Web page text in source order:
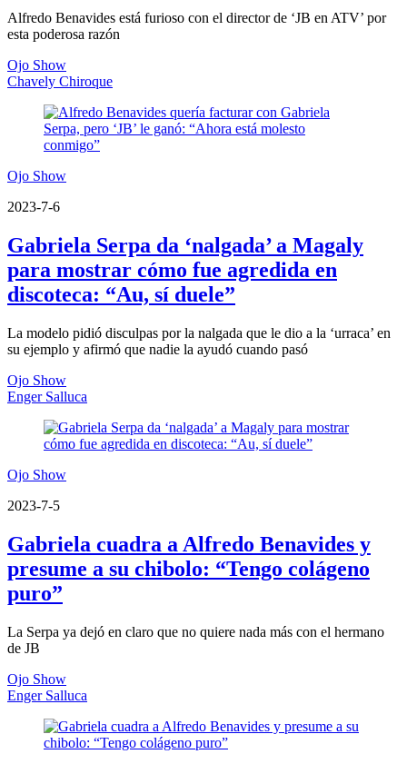
Alfredo Benavides está furioso con el director de ‘JB en ATV’ por
esta poderosa razón
Ojo Show
Chavely Chiroque
Ojo Show
2023-7-6
Gabriela Serpa da ‘nalgada’ a Magaly
para mostrar cómo fue agredida en
discoteca: “Au, sí duele”
La modelo pidió disculpas por la nalgada que le dio a la ‘urraca’ en
su ejemplo y afirmó que nadie la ayudó cuando pasó
Ojo Show
Enger Salluca
Ojo Show
2023-7-5
Gabriela cuadra a Alfredo Benavides y
presume a su chibolo: “Tengo colágeno
puro”
La Serpa ya dejó en claro que no quiere nada más con el hermano
de JB
Ojo Show
Enger Salluca